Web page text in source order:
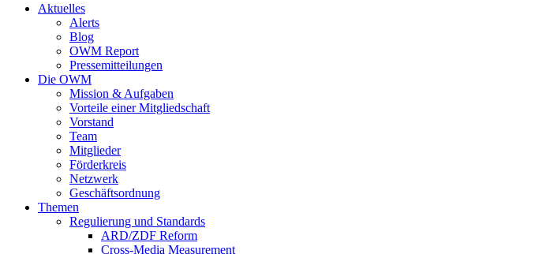
Aktuelles
Alerts
Blog
OWM Report
Pressemitteilungen
Die OWM
Mission & Aufgaben
Vorteile einer Mitgliedschaft
Vorstand
Team
Mitglieder
Förderkreis
Netzwerk
Geschäftsordnung
Themen
Regulierung und Standards
ARD/ZDF Reform
Cross-Media Measurement